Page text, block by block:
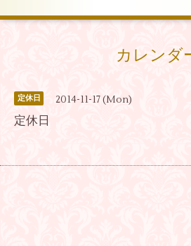
カレンダ
定休日 2014-11-17 (Mon)
定休日